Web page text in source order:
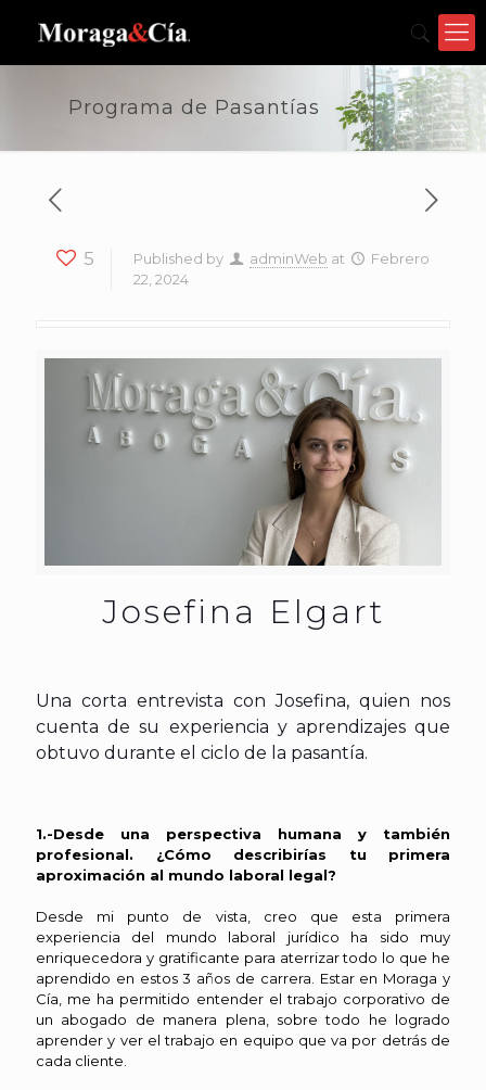
Programa de Pasantías
5 Published by adminWeb at
Febrero
22, 2024
Josefina Elgart
Una corta entrevista con Josefina, quien nos
cuenta de su experiencia y aprendizajes que
obtuvo durante el ciclo de la pasantía.
1.-Desde una perspectiva humana y también
profesional. ¿Cómo describirías tu primera
aproximación al mundo laboral legal?
Desde mi punto de vista, creo que esta primera
experiencia del mundo laboral jurídico ha sido muy
enriquecedora y gratificante para aterrizar todo lo que he
aprendido en estos 3 años de carrera. Estar en Moraga y
Cía, me ha permitido entender el trabajo corporativo de
un abogado de manera plena, sobre todo he logrado
aprender y ver el trabajo en equipo que va por detrás de
cada cliente.